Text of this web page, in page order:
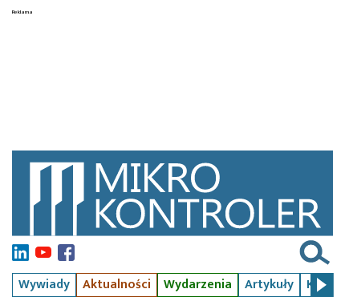
Wywiady Aktualności Wydarzenia Artykuły Kursy